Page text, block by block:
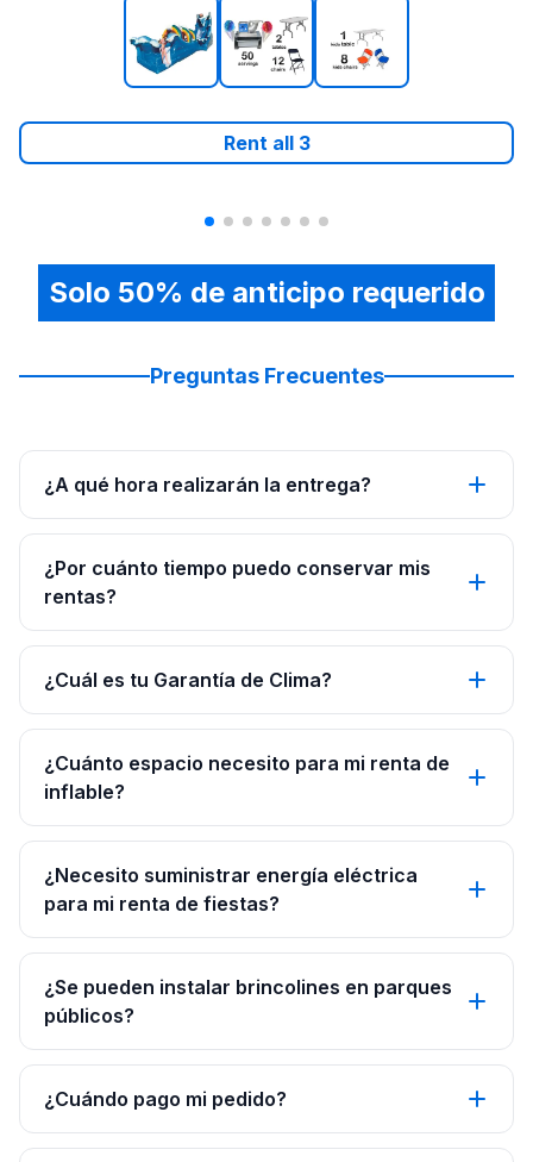
Rent all 3
Solo 50% de anticipo requerido
Preguntas Frecuentes
¿A qué hora realizarán la entrega?
¿Por cuánto tiempo puedo conservar mis
rentas?
¿Cuál es tu Garantía de Clima?
¿Cuánto espacio necesito para mi renta de
inflable?
¿Necesito suministrar energía eléctrica
para mi renta de fiestas?
¿Se pueden instalar brincolines en parques
públicos?
¿Cuándo pago mi pedido?